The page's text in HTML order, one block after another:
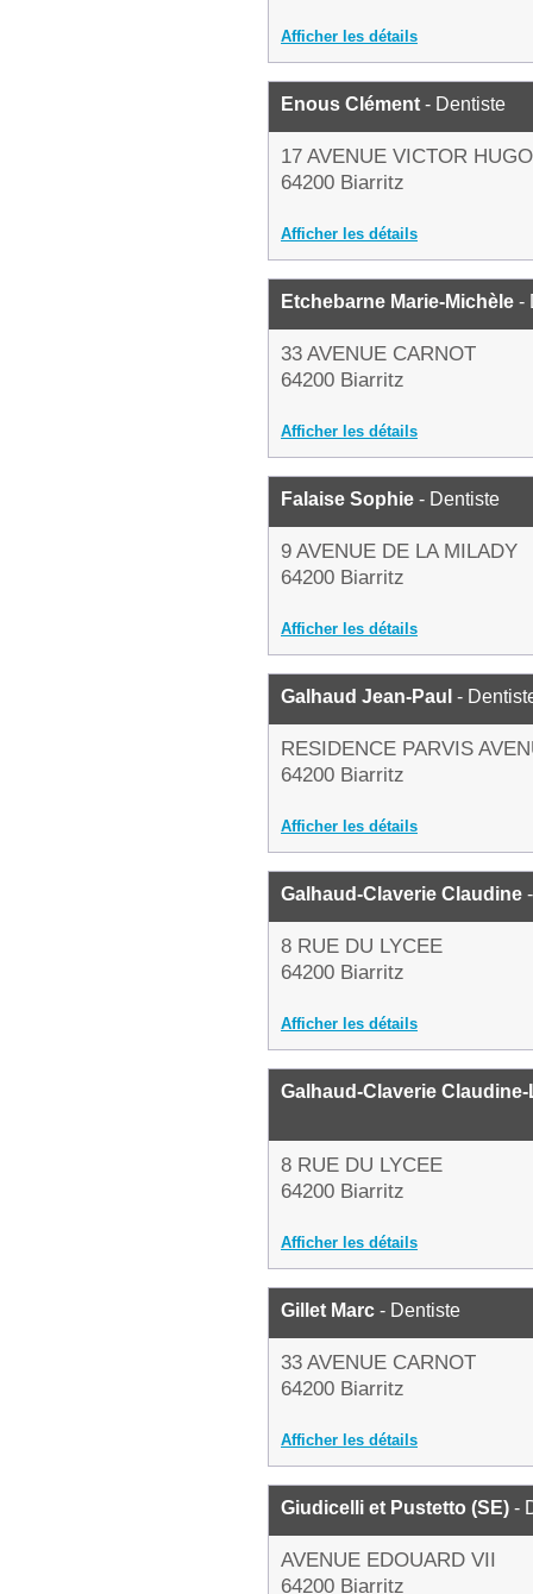
Afficher les détails
Enous Clément - Dentiste
17 AVENUE VICTOR HUGO
64200 Biarritz
Afficher les détails
Etchebarne Marie-Michèle -
33 AVENUE CARNOT
64200 Biarritz
Afficher les détails
Falaise Sophie - Dentiste
9 AVENUE DE LA MILADY
64200 Biarritz
Afficher les détails
Galhaud Jean-Paul -
RESIDENCE PARVIS
64200 Biarritz
Afficher les détails
Galhaud-Claverie Claudine
8 RUE DU LYCEE
64200 Biarritz
Afficher les détails
Galhaud-Claverie
8 RUE DU LYCEE
64200 Biarritz
Afficher les détails
Gillet Marc - Dentiste
33 AVENUE CARNOT
64200 Biarritz
Afficher les détails
Giudicelli et Pustetto (SE) -
AVENUE EDOUARD VII
64200 Biarritz